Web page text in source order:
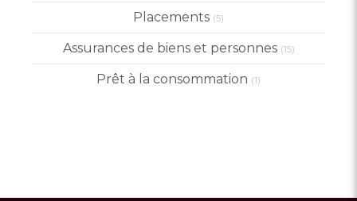
Placements (5)
Assurances de biens et personnes (15)
Prêt à la consommation (1)